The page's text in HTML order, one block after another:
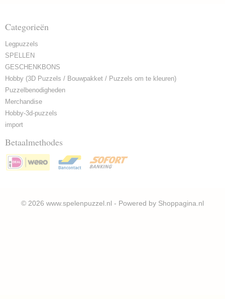
Categorieën
Legpuzzels
SPELLEN
GESCHENKBONS
Hobby (3D Puzzels / Bouwpakket / Puzzels om te kleuren)
Puzzelbenodigheden
Merchandise
Hobby-3d-puzzels
import
Betaalmethodes
© 2026 www.spelenpuzzel.nl - Powered by Shoppagina.nl